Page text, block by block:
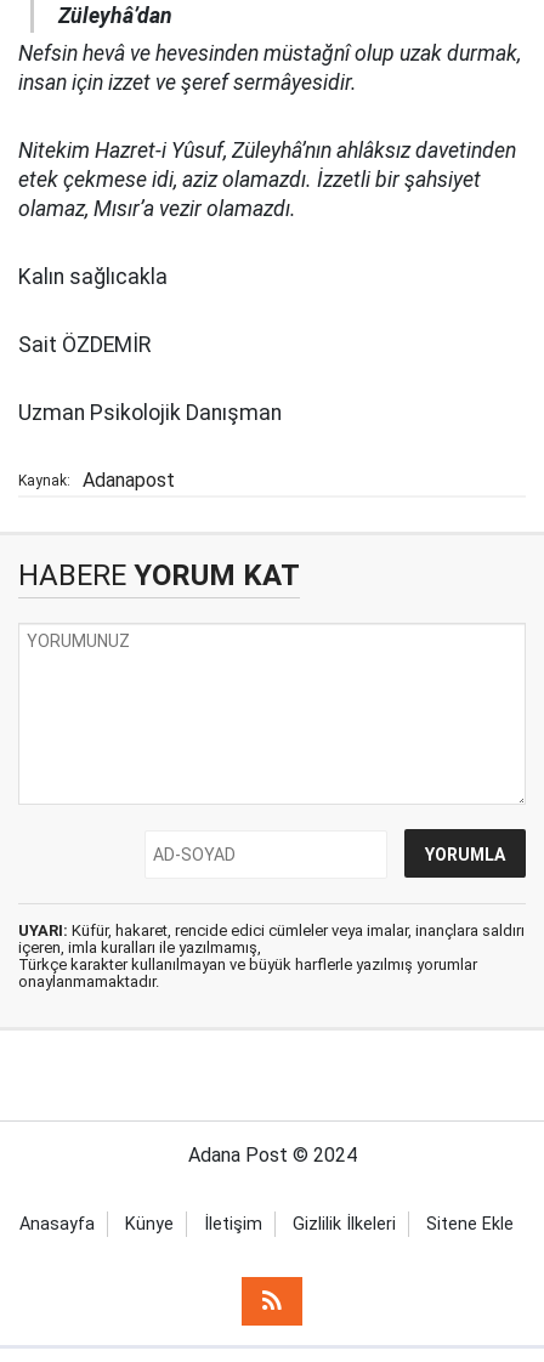
Züleyhâ’dan
Nefsin hevâ ve hevesinden müstağnî olup uzak durmak,
insan için izzet ve şeref sermâyesidir.
Nitekim Hazret-i Yûsuf, Züleyhâ’nın ahlâksız davetinden
etek çekmese idi, aziz olamazdı. İzzetli bir şahsiyet
olamaz, Mısır’a vezir olamazdı.
Kalın sağlıcakla
Sait ÖZDEMİR
Uzman Psikolojik Danışman
Kaynak: Adanapost
HABERE YORUM KAT
UYARI: Küfür, hakaret, rencide edici cümleler veya imalar, inançlara saldırı
içeren, imla kuralları ile yazılmamış,
Türkçe karakter kullanılmayan ve büyük harflerle yazılmış yorumlar
onaylanmamaktadır.
Adana Post © 2024
Anasayfa Künye İletişim Gizlilik İlkeleri Sitene Ekle